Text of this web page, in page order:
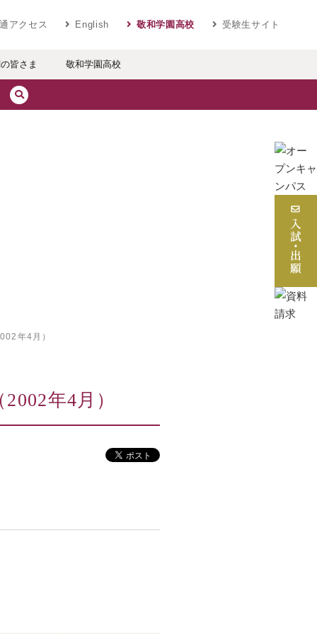
アクセス English 敬和学園高校 受験生サイト
皆さま 敬和学園高校
年4月）
年4月）